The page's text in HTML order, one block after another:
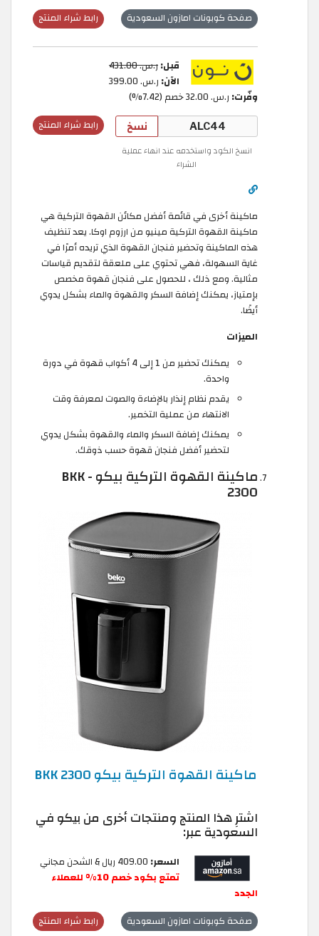
رابط شراء المنتج صفحة كوبونات امازون السعودية
قبل:ر.س.‏ 431.00
الآن: ر.س.‏ 399.00
وفّرت: ر.س.‏ 32.00 خصم (7.42%)
رابط شراء المنتج نسخ
انسخ الكود واستخدمه عند انهاء عملية
الشراء
ماكينة أخرى في قائمة أفضل مكائن القهوة التركية هي
ماكينة القهوة التركية مينيو من ارزوم اوكا. يعد تنظيف
هذه الماكينة وتحضير فنجان القهوة الذي تريده أمرًا في
غاية السهولة، فهي تحتوي على ملعقة لتقديم قياسات
مثالية. ومع ذلك ، للحصول على فنجان قهوة مخصص
بإمتياز، يمكنك إضافة السكر والقهوة والماء بشكل يدوي
أيضًا.
الميزات
يمكنك تحضير من 1 إلى 4 أكواب قهوة في دورة
واحدة.
يقدم نظام إنذار بالإضاءة والصوت لمعرفة وقت
الانتهاء من عملية التخمير.
يمكنك إضافة السكر والماء والقهوة بشكل يدوي
لتحضير أفضل فنجان قهوة حسب ذوقك.
ماكينة القهوة التركية بيكو - BKK
2300
ماكينة القهوة التركية بيكو BKK 2300
اشترِ هذا المنتج ومنتجات أخرى من بيكو في
السعودية عبر:
السعر:
تمتع بكود خصم 10% للعملاء
الجدد
رابط شراء المنتج صفحة كوبونات امازون السعودية